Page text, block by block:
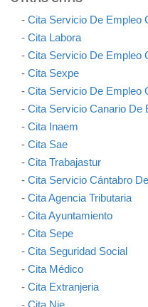
- Cita Servicio De Empleo
- Cita Labora
- Cita Servicio De Empleo
- Cita Sexpe
- Cita Servicio De Empleo
- Cita Servicio Canario De
- Cita Inaem
- Cita Sae
- Cita Trabajastur
- Cita Servicio Cántabro
- Cita Agencia Tributaria
- Cita Ayuntamiento
- Cita Sepe
- Cita Seguridad Social
- Cita Médico
- Cita Extranjeria
- Cita Nie